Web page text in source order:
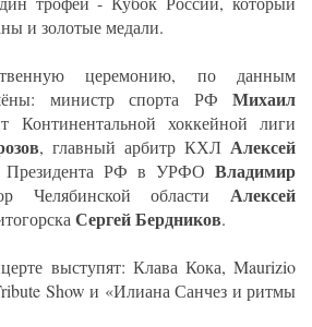
и золотые медали.
церемонию, по данным
министр спорта РФ Михаил
Континентальной хоккейной лиги
, главный арбитр КХЛ Алексей
Президента РФ в УРФО Владимир
Челябинской области
Алексей
Сергей Бердников.
выступят: Клава Кока, Maurizio
Show и «Илиана Санчез и ритмы